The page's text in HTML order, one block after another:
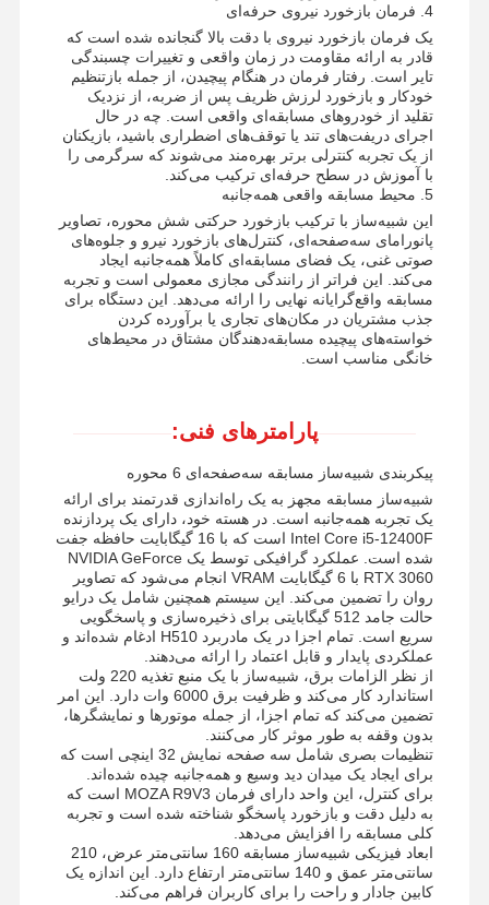
کارخانه تور کنترل کیفیت تماس با ما اخبار
همه موارد
درخواست نقل
قول
دستگاه بازی کودکان
دستگاه بازی مسابقه اتومبیل‌رانی
دستگاه بازي بازي بليط
ماشین بازی پنجه
دستگاه بازی سکه کش
تجهیزات نرم زمین بازی
شبیه‌ساز بازی موتورسیکلت
شبیه ساز VR 360
بازی تیراندازی VR Arcade
سینما VR
ماشين بمپر
شبیه ساز مسابقه اتومبیل رانی VR
4. فرمان بازخورد نیروی حرفه‌ای
یک فرمان بازخورد نیروی با دقت بالا گنجانده شده است که
قادر به ارائه مقاومت در زمان واقعی و تغییرات چسبندگی
تایر است. رفتار فرمان در هنگام پیچیدن، از جمله بازتنظیم
خودکار و بازخورد لرزش ظریف پس از ضربه، از نزدیک
تقلید از خودروهای مسابقه‌ای واقعی است. چه در حال
اجرای دریفت‌های تند یا توقف‌های اضطراری باشید، بازیکنان
از یک تجربه کنترلی برتر بهره‌مند می‌شوند که سرگرمی را
با آموزش در سطح حرفه‌ای ترکیب می‌کند.
5. محیط مسابقه واقعی همه‌جانبه
این شبیه‌ساز با ترکیب بازخورد حرکتی شش محوره، تصاویر
پانورامای سه‌صفحه‌ای، کنترل‌های بازخورد نیرو و جلوه‌های
صوتی غنی، یک فضای مسابقه‌ای کاملاً همه‌جانبه ایجاد
می‌کند. این فراتر از رانندگی مجازی معمولی است و تجربه
مسابقه واقع‌گرایانه نهایی را ارائه می‌دهد. این دستگاه برای
جذب مشتریان در مکان‌های تجاری یا برآورده کردن
خواسته‌های پیچیده مسابقه‌دهندگان مشتاق در محیط‌های
خانگی مناسب است.
پارامترهای فنی:
پیکربندی شبیه‌ساز مسابقه سه‌صفحه‌ای 6 محوره
شبیه‌ساز مسابقه مجهز به یک راه‌اندازی قدرتمند برای ارائه
یک تجربه همه‌جانبه است. در هسته خود، دارای یک پردازنده
Intel Core i5-12400F است که با 16 گیگابایت حافظه جفت
شده است. عملکرد گرافیکی توسط یک NVIDIA GeForce
RTX 3060 با 6 گیگابایت VRAM انجام می‌شود که تصاویر
روان را تضمین می‌کند. این سیستم همچنین شامل یک درایو
حالت جامد 512 گیگابایتی برای ذخیره‌سازی و پاسخگویی
سریع است. تمام اجزا در یک مادربرد H510 ادغام شده‌اند و
عملکردی پایدار و قابل اعتماد را ارائه می‌دهند.
از نظر الزامات برق، شبیه‌ساز با یک منبع تغذیه 220 ولت
استاندارد کار می‌کند و ظرفیت برق 6000 وات دارد. این امر
تضمین می‌کند که تمام اجزا، از جمله موتورها و نمایشگرها،
بدون وقفه به طور موثر کار می‌کنند.
تنظیمات بصری شامل سه صفحه نمایش 32 اینچی است که
برای ایجاد یک میدان دید وسیع و همه‌جانبه چیده شده‌اند.
برای کنترل، این واحد دارای فرمان MOZA R9V3 است که
به دلیل دقت و بازخورد پاسخگو شناخته شده است و تجربه
کلی مسابقه را افزایش می‌دهد.
ابعاد فیزیکی شبیه‌ساز مسابقه 160 سانتی‌متر عرض، 210
سانتی‌متر عمق و 140 سانتی‌متر ارتفاع دارد. این اندازه یک
کابین جادار و راحت را برای کاربران فراهم می‌کند.